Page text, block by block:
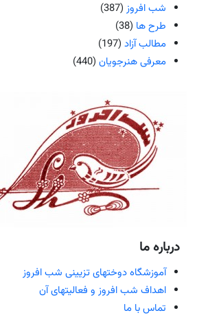
شب افروز (387)
طرح ها (38)
مطالب آزاد (197)
معرفی هنرجویان (440)
درباره ما
آموزشگاه دوختهای تزیینی شب افروز
اهداف شب افروز و فعالیتهای آن
تماس با ما